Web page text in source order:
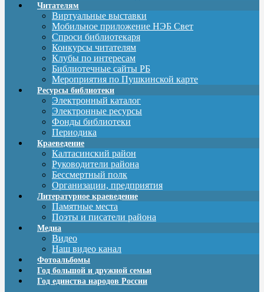
Читателям
Виртуальные выставки
Мобильное приложение НЭБ Свет
Спроси библиотекаря
Конкурсы читателям
Клубы по интересам
Библиотечные сайты РБ
Мероприятия по Пушкинской карте
Ресурсы библиотеки
Электронный каталог
Электронные ресурсы
Фонды библиотеки
Периодика
Краеведение
Калтасинский район
Руководители района
Бессмертный полк
Организации, предприятия
Литературное краеведение
Памятные места
Поэты и писатели района
Медиа
Видео
Наш видео канал
Фотоальбомы
Год большой и дружной семьи
Год единства народов России